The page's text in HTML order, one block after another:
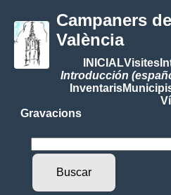
Campaners
València
INICIALVisites
Introducción
Inventaris
Gravacions